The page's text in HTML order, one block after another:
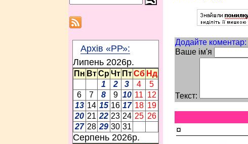
Архів «РР»:
Липень 2026p.
Пн Вт Ср Чт Пт Сб Нд
1
2 3 4
5
6
7 8 9 10 11 12
13 14 15 16 17 18 19
20 21 22 23 24 25 26
27 28 29 30 31
Серпень 2026p.
Додайте коментар:
Ваше ім'я
Текст:
¤